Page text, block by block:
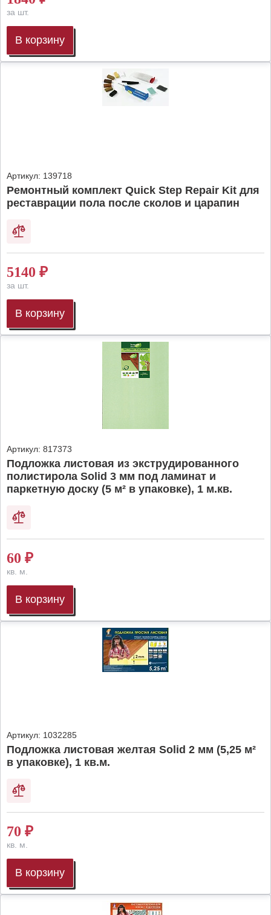
за шт.
В корзину
Артикул: 139718
Ремонтный комплект Quick Step Repair Kit для
реставрации пола после сколов и царапин
5140 ₽
за шт.
В корзину
Артикул: 817373
Подложка листовая из экструдированного
полистирола Solid 3 мм под ламинат и
паркетную доску (5 м² в упаковке), 1 м.кв.
60 ₽
кв. м.
В корзину
Артикул: 1032285
Подложка листовая желтая Solid 2 мм (5,25 м²
в упаковке), 1 кв.м.
70 ₽
кв. м.
В корзину